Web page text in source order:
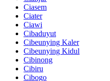
Ciasem
Ciater
Ciawi
Cibaduyut
Cibeunying Kaler
Cibeunying Kidul
Cibinong
Cibiru
Cibogo